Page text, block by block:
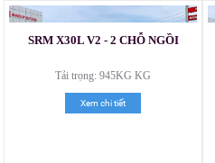
SRM X30L V2 - 2 CHỖ NGỒI
Tải trọng: 945KG KG
Xem chi tiết